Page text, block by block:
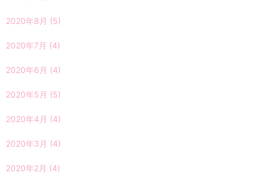
2020年8月 (5)
2020年7月 (4)
2020年6月 (4)
2020年5月 (5)
2020年4月 (4)
2020年3月 (4)
2020年2月 (4)